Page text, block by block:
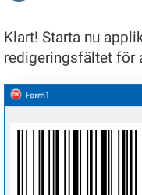
Klart! Starta nu
redigeringsfältet för